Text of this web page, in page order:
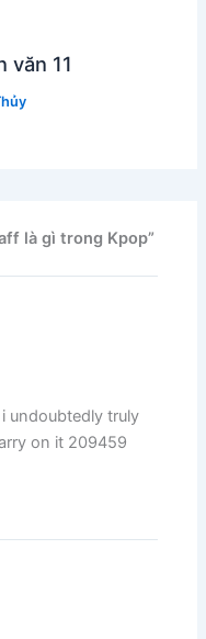
văn 11
là gì trong Kpop”
undoubtedly truly
on it 209459